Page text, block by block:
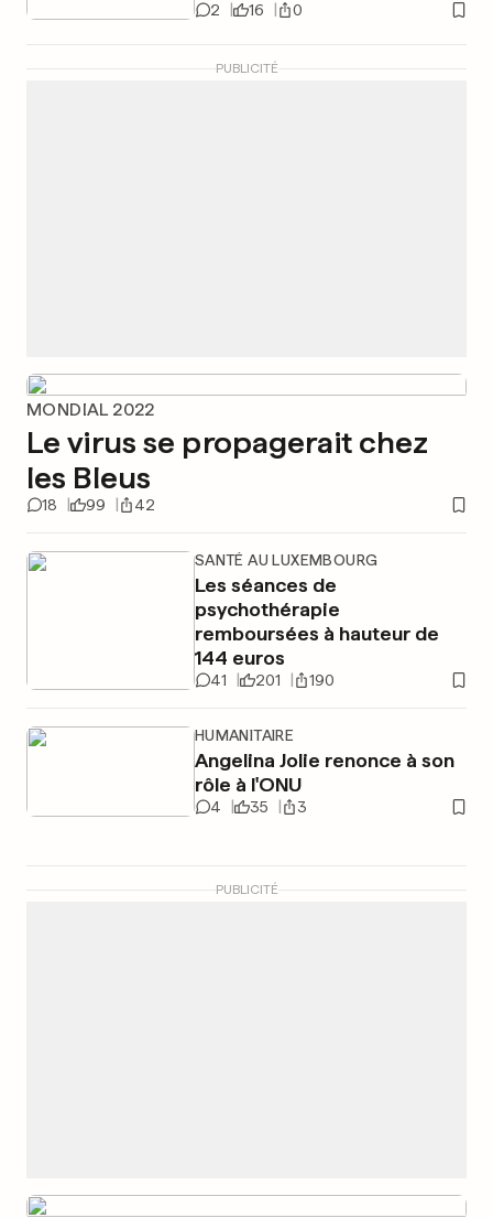
2 16 0
PUBLICITÉ
MONDIAL 2022
Le virus se propagerait chez
les Bleus
18 99 42
SANTÉ AU LUXEMBOURG
Les séances de
psychothérapie
remboursées à hauteur de
144 euros
41 201 190
HUMANITAIRE
Angelina Jolie renonce à son
rôle à l'ONU
4 35 3
PUBLICITÉ